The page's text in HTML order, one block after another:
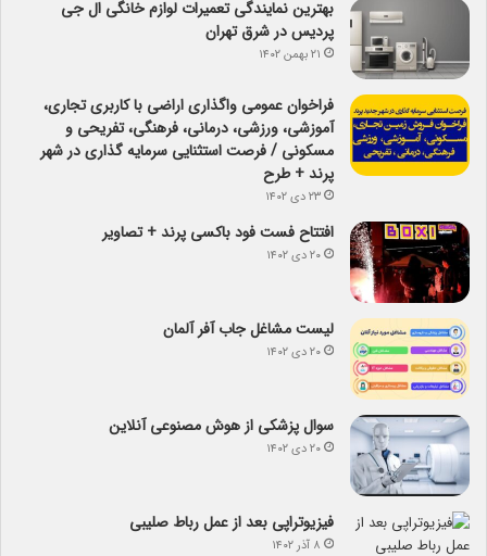
بهترین نمایندگی تعمیرات لوازم خانگی ال جی
پردیس در شرق تهران
۲۱ بهمن ۱۴۰۲
فراخوان عمومی واگذاری اراضی با کاربری تجاری،
آموزشی، ورزشی، درمانی، فرهنگی، تفریحی و
مسکونی / فرصت استثنایی سرمایه گذاری در شهر
پرند + طرح
۲۳ دی ۱۴۰۲
افتتاح فست فود باکسی پرند + تصاویر
۲۰ دی ۱۴۰۲
لیست مشاغل جاب آفر آلمان
۲۰ دی ۱۴۰۲
سوال پزشکی از هوش مصنوعی آنلاین
۲۰ دی ۱۴۰۲
فیزیوتراپی بعد از عمل رباط صلیبی
۸ آذر ۱۴۰۲